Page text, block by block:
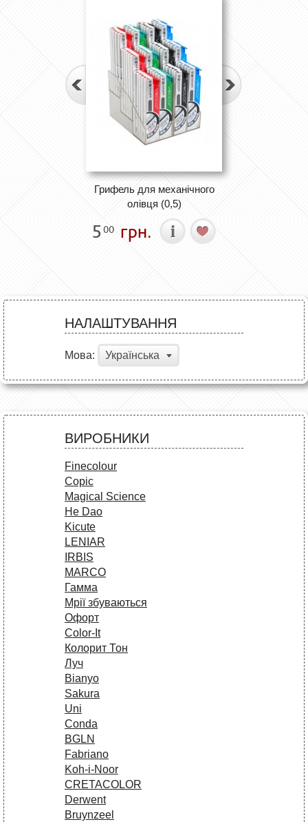
Грифель для механічного
олівця (0,5)
5 00 грн.
НАЛАШТУВАННЯ
Мова: Українська
ВИРОБНИКИ
Finecolour
Copic
Magical Science
He Dao
Kicute
LENIAR
IRBIS
MARCO
Гамма
Мрії збуваються
Офорт
Сolor-It
Колорит Тон
Луч
Bianyo
Sakura
Uni
Conda
BGLN
Fabriano
Koh-i-Noor
CRETACOLOR
Derwent
Bruynzeel